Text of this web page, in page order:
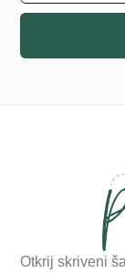
Otkrij skriveni